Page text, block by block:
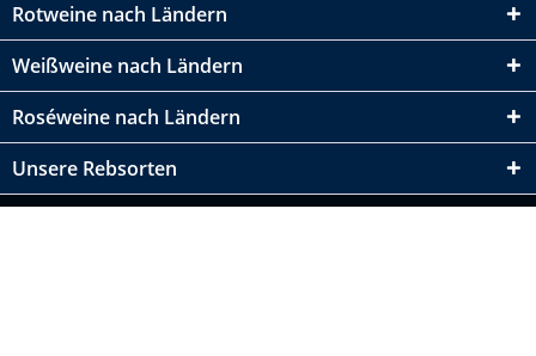
Rotweine nach Ländern
Weißweine nach Ländern
Roséweine nach Ländern
Unsere Rebsorten